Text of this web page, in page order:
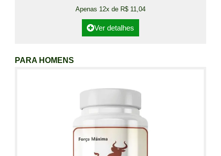
Apenas 12x de R$ 11,04
Ver detalhes
PARA HOMENS